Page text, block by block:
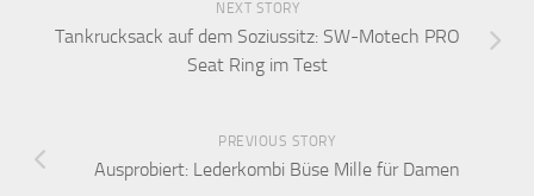
NEXT STORY
Tankrucksack auf dem Soziussitz: SW-Motech PRO
Seat Ring im Test
PREVIOUS STORY
Ausprobiert: Lederkombi Büse Mille für Damen